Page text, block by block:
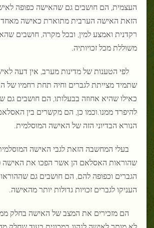
העצמית, הם חושבים גם שהאישה כפופה
הזאת האישה הערבית מתוארת כאישה
רקדנית ואמצע למין, ובכל מקרה, חושבים
משוללת מכל זכויותיה.
לפי הטענות של מדינות מערב, אין דעה
שתמיד מצייתת לגברים וחיה תחת רחמיו של
כאילו שהיא אחוזה בבעלותו, הם חושבים גם
להיפרד ממנו.וכמו כן, הם מקשרים בין
הנורא הבדיוני הזה של האישה המוסלמית.
בעלי המחשבה הזאת לגבי האישה
שהוראות האסלאם הן אשר הפכו את
הגברים וכפופה להם, הם חושבים גם
העניקו לגברים זכויות גדולות יותר מהאישה.
הם מזכירים את המצב של האישה בחלק